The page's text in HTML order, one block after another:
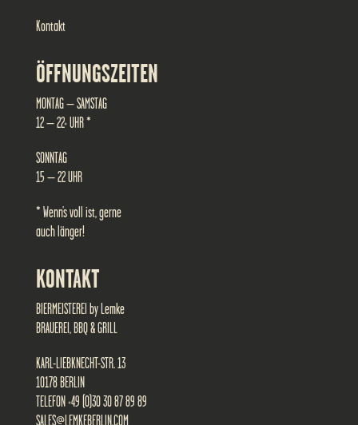
Kontakt
ÖFFNUNGSZEITEN
MONTAG – SAMSTAG
12 – 22+ UHR *
SONNTAG
15 – 22 UHR
* Wenn’s voll ist, gerne
auch länger!
KONTAKT
BIERMEISTEREI by Lemke
BRAUEREI, BBQ & GRILL
KARL-LIEBKNECHT-STR. 13
10178 BERLIN
TELEFON +49 (0)30 30 87 89 89
SALES@LEMKEBERLIN.COM